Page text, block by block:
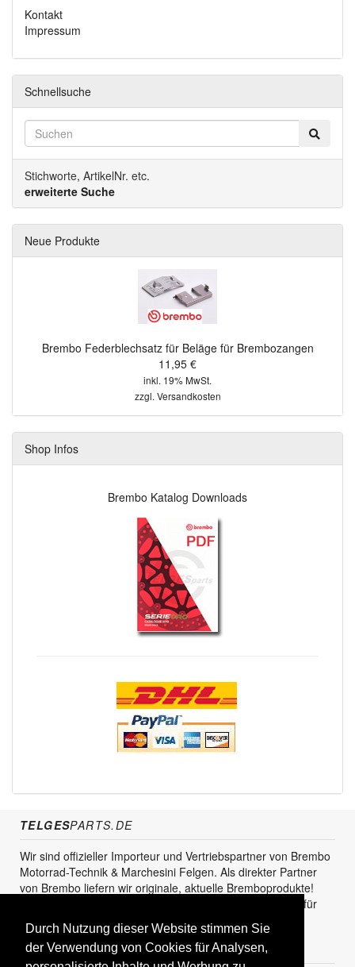
Durch Nutzung dieser Website stimmen Sie
der Verwendung von Cookies für Analysen,
Kontakt
Impressum
Schnellsuche
Stichworte, ArtikelNr. etc.
erweiterte Suche
Neue Produkte
Brembo Federblechsatz für Beläge für Brembozangen
11,95 €
inkl. 19% MwSt.
zzgl.Versandkosten
Shop Infos
Brembo Katalog Downloads
TELGESPARTS.DE
Wir sind offizieller Importeur und Vertriebspartner von Brembo
Motorrad-Technik & Marchesini Felgen. Als direkter Partner
von Brembo liefern wir originale, aktuelle Bremboprodukte!
Unser Service steht sowohl für den Endkunden als auch für
den Einzel- und Grosshandel zur Verfügung.
KUNDENBEREICH